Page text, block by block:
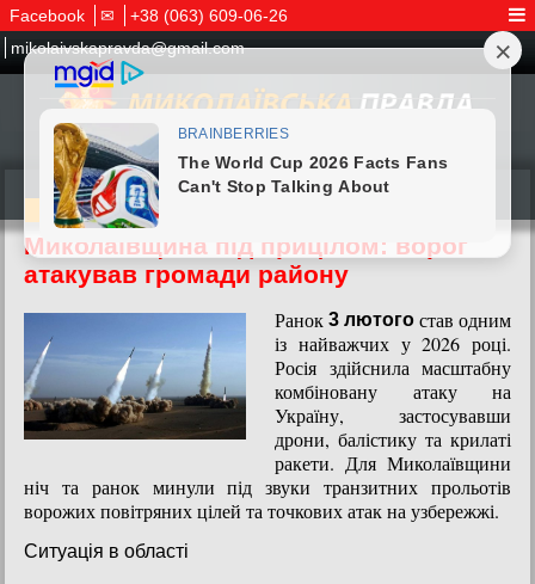
Facebook ✉
+38 (063) 609-06-26
mikolaivskapravda@gmail.com
03.02.2026
Миколаївщина під прицілом: ворог
атакував громади району
Ранок 3 лютого став одним
із найважчих у 2026 році.
Росія здійснила масштабну
комбіновану атаку на
Україну, застосувавши
дрони, балістику та крилаті
ракети. Для Миколаївщини
ніч та ранок минули під звуки транзитних прольотів
ворожих повітряних цілей та точкових атак на узбережжі.
Ситуація в області